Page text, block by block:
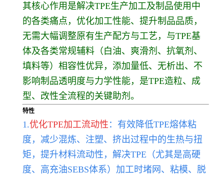
其核心作用是解决TPE生产加工及制品使用中
的各类痛点，优化加工性能、提升制品品质，
无需大幅调整原有生产配方与工艺，与TPE基
体及各类常规辅料（白油、爽滑剂、抗氧剂、
填料等）相容性优异，添加量低、无析出、不
影响制品透明度与力学性能，是TPE造粒、成
型、改性全流程的关键助剂。
特性
1.优化TPE加工流动性 ：有效降低TPE熔体粘
度，减少混炼、注塑、挤出过程中的生热与扭
矩，提升材料流动性，解决TPE（尤其是高硬
度、高充油SEBS体系）加工时堵网、粘模、脱